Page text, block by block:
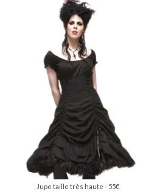
Jupe taille très haute - 55€